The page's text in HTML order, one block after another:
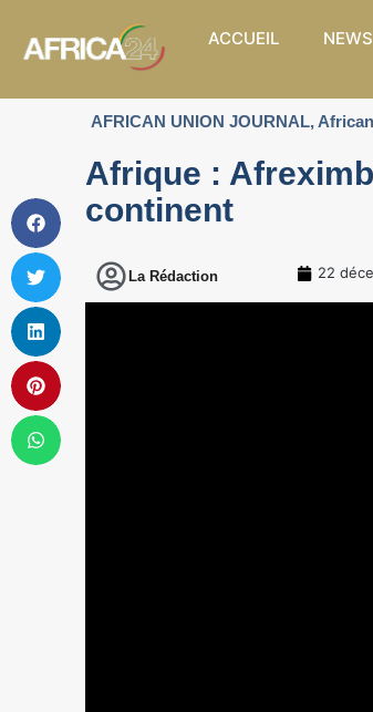
ACCUEIL NEWS
AFRICAN UNION JOURNAL,
Afrique :
continent
La Rédaction 22